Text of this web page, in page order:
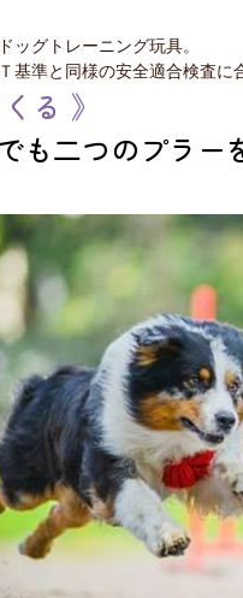
ッグトレーニング玩具。
基準と同様の安全適合検査に
る 》
も二つのプラー